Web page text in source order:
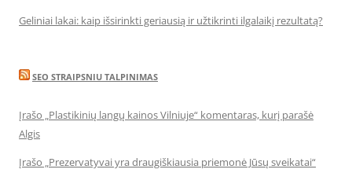
Geliniai lakai: kaip išsirinkti geriausią ir užtikrinti ilgalaikį rezultatą?
SEO STRAIPSNIU TALPINIMAS
Įrašo „Plastikinių langų kainos Vilniuje“ komentaras, kurį parašė
Algis
Įrašo „Prezervatyvai yra draugiškiausia priemonė Jūsų sveikatai“